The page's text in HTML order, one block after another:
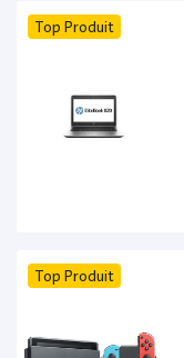
Top Produit
Top Produit